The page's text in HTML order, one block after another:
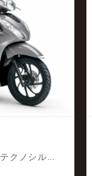
ホンダ / 110cc / マットテクノシルバーメタリック